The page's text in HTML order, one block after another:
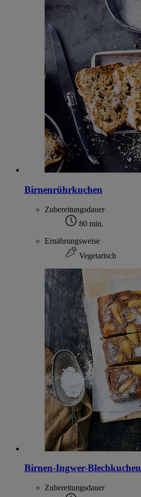
Birnenrührkuchen
Zubereitungsdauer
80 min.
Ernährungsweise
Vegetarisch
Birnen-Ingwer-Blechkuchen
Zubereitungsdauer